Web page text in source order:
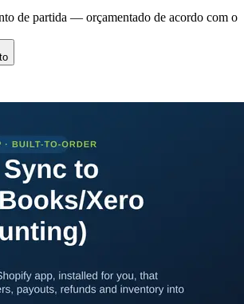
de partida — orçamentado de acordo com o